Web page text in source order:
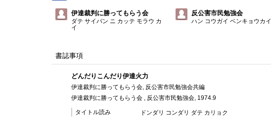
伊達裁判に勝ってもらう会
ダテ サイバン ニ カッテ モラウ カ
イ
反公害市民勉強会
ハン コウガイ ベンキョウカイ
書誌事項
どんだりこんだり伊達火力
伊達裁判に勝ってもらう会, 反公害市民勉強会共編
伊達裁判に勝ってもらう会 , 反公害市民勉強会, 1974.9
タイトル読み ドンダリ コンダリ ダテ カリョク